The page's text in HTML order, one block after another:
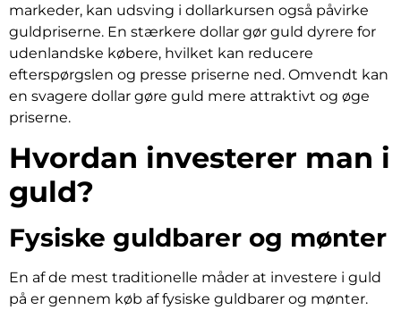
markeder, kan udsving i dollarkursen også påvirke
guldpriserne. En stærkere dollar gør guld dyrere for
udenlandske købere, hvilket kan reducere
efterspørgslen og presse priserne ned. Omvendt kan
en svagere dollar gøre guld mere attraktivt og øge
priserne.
Hvordan investerer man i
guld?
Fysiske guldbarer og mønter
En af de mest traditionelle måder at investere i guld
på er gennem køb af fysiske guldbarer og mønter.